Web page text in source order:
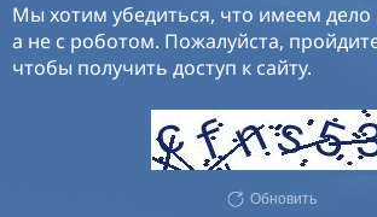
Мы хотим убедиться, что имеем
а не с роботом. Пожалуйста,
чтобы получить доступ к сайту.
Обновить